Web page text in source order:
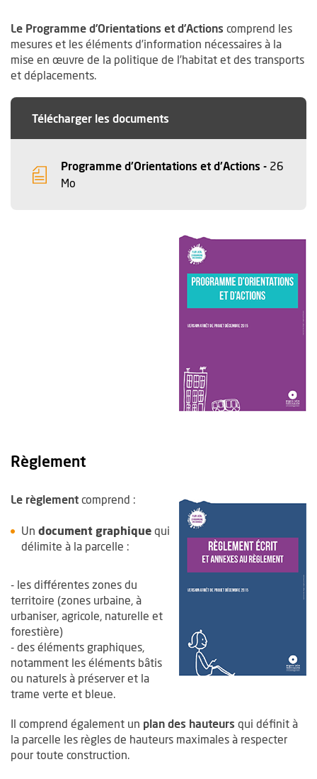
Le Programme d’Orientations et d’Actions comprend les
mesures et les éléments d’information nécessaires à la
mise en œuvre de la politique de l’habitat et des transports
et déplacements.
Télécharger les documents
Programme d'Orientations et d'Actions - 26
Mo
Règlement
Le règlement comprend :
Un document graphique qui
délimite à la parcelle :
- les différentes zones du
territoire (zones urbaine, à
urbaniser, agricole, naturelle et
forestière)
- des éléments graphiques,
notamment les éléments bâtis
ou naturels à préserver et la
trame verte et bleue.
Il comprend également un plan des hauteurs qui définit à
la parcelle les règles de hauteurs maximales à respecter
pour toute construction.